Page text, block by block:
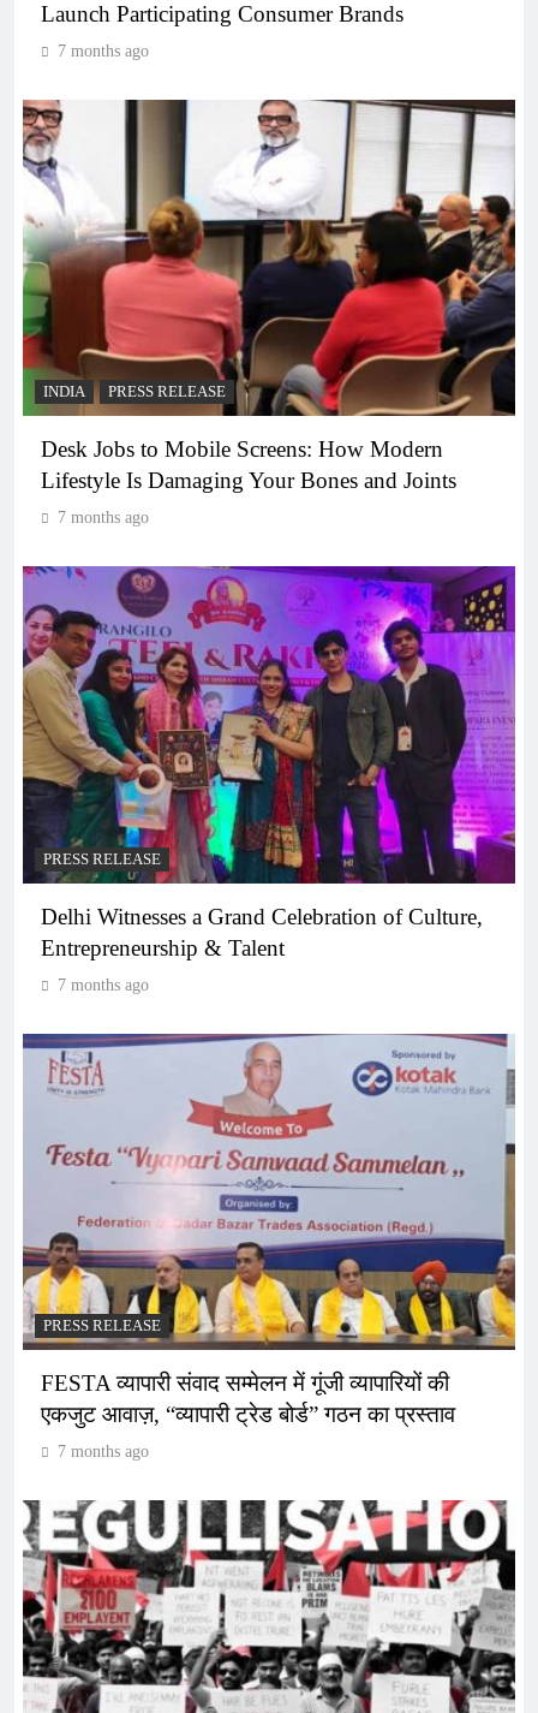
Launch Participating Consumer Brands
7 months ago
INDIA PRESS RELEASE
Desk Jobs to Mobile Screens: How Modern
Lifestyle Is Damaging Your Bones and Joints
7 months ago
PRESS RELEASE
Delhi Witnesses a Grand Celebration of Culture,
Entrepreneurship & Talent
7 months ago
PRESS RELEASE
FESTA व्यापारी संवाद सम्मेलन में गूंजी व्यापारियों की
एकजुट आवाज़, “व्यापारी ट्रेड बोर्ड” गठन का प्रस्ताव
7 months ago